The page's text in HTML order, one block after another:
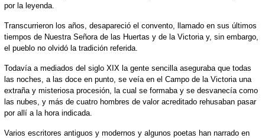
por la leyenda.
Transcurrieron los años, desapareció el convento, llamado en sus últimos
tiempos de Nuestra Señora de las Huertas y de la Victoria y, sin embargo,
el pueblo no olvidó la tradición referida.
Todavía a mediados del siglo XIX la gente sencilla aseguraba que todas
las noches, a las doce en punto, se veía en el Campo de la Victoria una
extraña y misteriosa procesión, la cual se formaba y se desvanecía como
las nubes, y más de cuatro hombres de valor acreditado rehusaban pasar
por allí a la hora indicada.
Varios escritores antiguos y modernos y algunos poetas han narrado en